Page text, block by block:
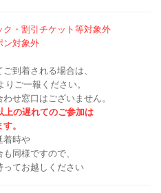
・割引チケット等対象外
ン対象外
到着される場合は、
りご一報ください。
せ窓口はございません。
上の遅れてのご参加は
。
着時や
同様ですので、
ってお越しください